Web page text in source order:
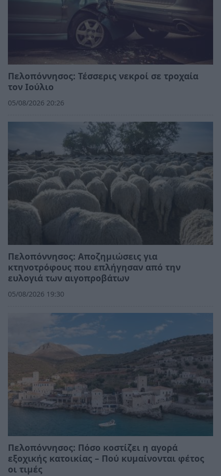
Πελοπόννησος: Τέσσερις νεκροί σε τροχαία
τον Ιούλιο
05/08/2026 20:26
Πελοπόννησος: Αποζημιώσεις για
κτηνοτρόφους που επλήγησαν από την
ευλογιά των αιγοπροβάτων
05/08/2026 19:30
Πελοπόννησος: Πόσο κοστίζει η αγορά
εξοχικής κατοικίας – Πού κυμαίνονται φέτος
οι τιμές